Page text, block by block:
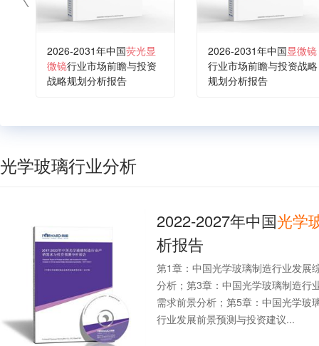
2026-2031年中国荧光显
微镜行业市场前瞻与投资
战略规划分析报告
2026-2031年中国显微镜
行业市场前瞻与投资战略
规划分析报告
光学玻璃行业分析
2022-2027年中国光学
析报告
第1章：中国光学玻璃制造行业发展
分析；第3章：中国光学玻璃制造行
需求前景分析；第5章：中国光学玻
行业发展前景预测与投资建议...